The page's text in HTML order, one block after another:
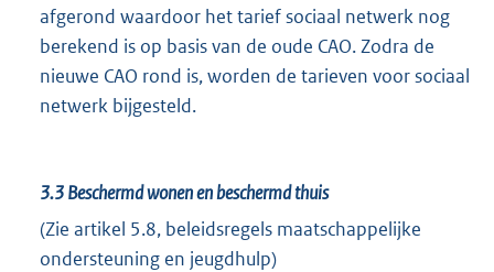
afgerond waardoor het tarief sociaal netwerk nog
berekend is op basis van de oude CAO. Zodra de
nieuwe CAO rond is, worden de tarieven voor sociaal
netwerk bijgesteld.
3.3Beschermd wonen en beschermd thuis
(Zie artikel 5.8, beleidsregels maatschappelijke
ondersteuning en jeugdhulp)